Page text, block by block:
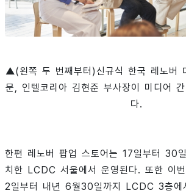
▲(왼쪽 두 번째부터)신규식 한국 레노버
문, 인텔코리아 김현준 부사장이 미디어
다.
한편 레노버 팝업 스토어는 17일부터 30
치한 LCDC 서울에서 운영된다. 또한 이
2일부터 내년 6월30일까지 LCDC 3층에